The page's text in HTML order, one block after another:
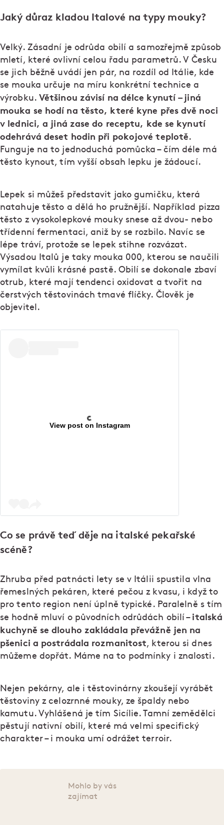
Jaký důraz kladou Italové na typy mouky?
Velký. Zásadní je odrůda obilí a samozřejmě způsob
mletí, které ovlivní celou řadu parametrů. V Česku
se jich běžně uvádí jen pár, na rozdíl od Itálie, kde
se mouka určuje na míru konkrétní technice a
výrobku. Většinou závisí na délce kynutí – jiná
mouka se hodí na těsto, které kyne přes dvě noci
v lednici, a jiná zase do receptu, kde se kynutí
odehrává deset hodin při pokojové teplotě.
Funguje na to jednoduchá pomůcka – čím déle má
těsto kynout, tím vyšší obsah lepku je žádoucí.
Lepek si můžeš představit jako gumičku, která
natahuje těsto a dělá ho pružnější. Například pizza
těsto z vysokolepkové mouky snese až dvou- nebo
třídenní fermentaci, aniž by se rozbilo. Navíc se
lépe tráví, protože se lepek stihne rozvázat.
Výsadou Italů je taky mouka 000, kterou se naučili
vymílat kvůli krásné pastě. Obilí se dokonale zbaví
otrub, které mají tendenci oxidovat a tvořit na
čerstvých těstovinách tmavé flíčky. Člověk je
objevitel.
View post on Instagram
Co se právě teď děje na italské pekařské
scéně?
Zhruba před patnácti lety se v Itálii spustila vlna
řemeslných pekáren, které pečou z kvasu, i když to
pro tento region není úplně typické. Paralelně s tím
se hodně mluví o původních odrůdách obilí – italská
kuchyně se dlouho zakládala převážně jen na
pšenici a postrádala rozmanitost, kterou si dnes
můžeme dopřát. Máme na to podmínky i znalosti.
Nejen pekárny, ale i těstovinárny zkoušejí vyrábět
těstoviny z celozrnné mouky, ze špaldy nebo
kamutu. Vyhlášená je tím Sicílie. Tamní zemědělci
pěstují nativní obilí, které má velmi specifický
charakter – i mouka umí odrážet terroir.
Mohlo by vás
zajímat